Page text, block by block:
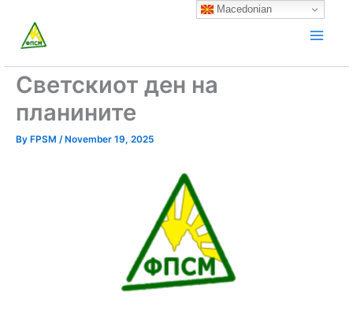
content
Светскиот ден на
планините
By FPSM / November 19, 2025
Macedonian